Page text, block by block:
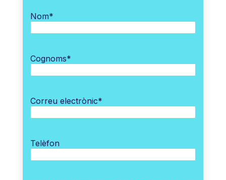
Nom*
Cognoms*
Correu electrònic*
Telèfon